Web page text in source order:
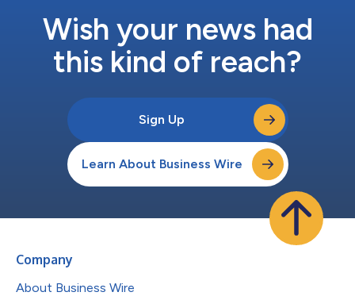
Wish your news had
this kind of reach?
Sign Up
Learn About Business Wire
Company
About Business Wire